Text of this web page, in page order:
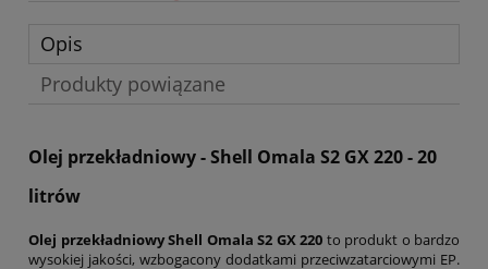
Opis
Produkty powiązane
Olej przekładniowy - Shell Omala S2 GX 220 - 20
litrów
Olej przekładniowy Shell Omala S2 GX 220 to produkt o bardzo
wysokiej jakości, wzbogacony dodatkami przeciwzatarciowymi EP.